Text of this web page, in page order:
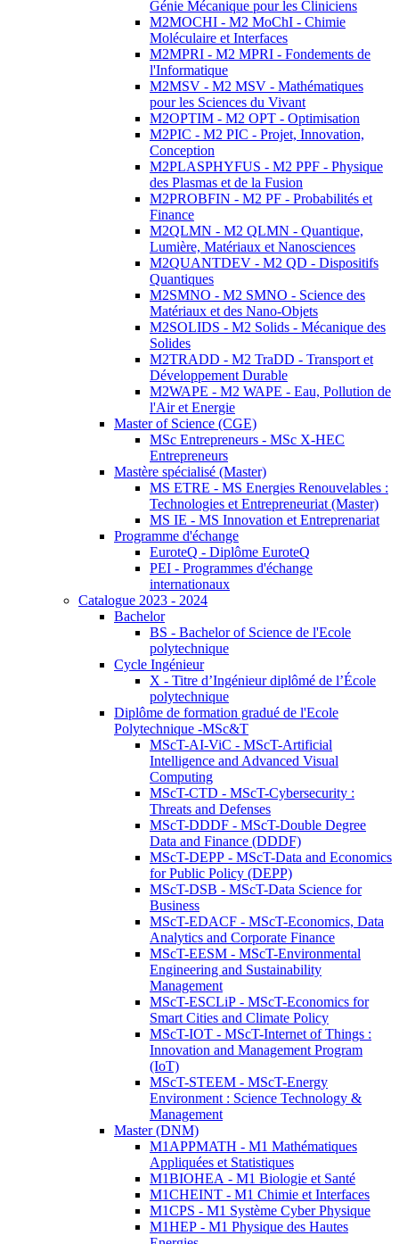
Génie Mécanique pour les Cliniciens
M2MOCHI - M2 MoChI - Chimie
Moléculaire et Interfaces
M2MPRI - M2 MPRI - Fondements de
l'Informatique
M2MSV - M2 MSV - Mathématiques
pour les Sciences du Vivant
M2OPTIM - M2 OPT - Optimisation
M2PIC - M2 PIC - Projet, Innovation,
Conception
M2PLASPHYFUS - M2 PPF - Physique
des Plasmas et de la Fusion
M2PROBFIN - M2 PF - Probabilités et
Finance
M2QLMN - M2 QLMN - Quantique,
Lumière, Matériaux et Nanosciences
M2QUANTDEV - M2 QD - Dispositifs
Quantiques
M2SMNO - M2 SMNO - Science des
Matériaux et des Nano-Objets
M2SOLIDS - M2 Solids - Mécanique des
Solides
M2TRADD - M2 TraDD - Transport et
Développement Durable
M2WAPE - M2 WAPE - Eau, Pollution de
l'Air et Energie
Master of Science (CGE)
MSc Entrepreneurs - MSc X-HEC
Entrepreneurs
Mastère spécialisé (Master)
MS ETRE - MS Energies Renouvelables :
Technologies et Entrepreneuriat (Master)
MS IE - MS Innovation et Entreprenariat
Programme d'échange
EuroteQ - Diplôme EuroteQ
PEI - Programmes d'échange
internationaux
Catalogue 2023 - 2024
Bachelor
BS - Bachelor of Science de l'Ecole
polytechnique
Cycle Ingénieur
X - Titre d’Ingénieur diplômé de l’École
polytechnique
Diplôme de formation gradué de l'Ecole
Polytechnique -MSc&T
MScT-AI-ViC - MScT-Artificial
Intelligence and Advanced Visual
Computing
MScT-CTD - MScT-Cybersecurity :
Threats and Defenses
MScT-DDDF - MScT-Double Degree
Data and Finance (DDDF)
MScT-DEPP - MScT-Data and Economics
for Public Policy (DEPP)
MScT-DSB - MScT-Data Science for
Business
MScT-EDACF - MScT-Economics, Data
Analytics and Corporate Finance
MScT-EESM - MScT-Environmental
Engineering and Sustainability
Management
MScT-ESCLiP - MScT-Economics for
Smart Cities and Climate Policy
MScT-IOT - MScT-Internet of Things :
Innovation and Management Program
(IoT)
MScT-STEEM - MScT-Energy
Environment : Science Technology &
Management
Master (DNM)
M1APPMATH - M1 Mathématiques
Appliquées et Statistiques
M1BIOHEA - M1 Biologie et Santé
M1CHEINT - M1 Chimie et Interfaces
M1CPS - M1 Système Cyber Physique
M1HEP - M1 Physique des Hautes